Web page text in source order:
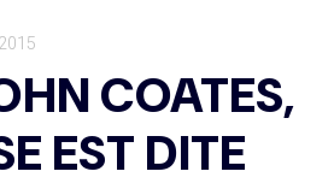
COATES,
EST DITE